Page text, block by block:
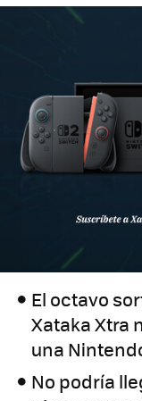
El octavo
Xataka Xtra
una
No podría